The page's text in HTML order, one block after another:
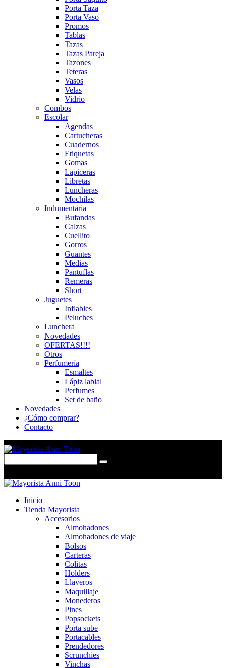
Porta Taza
Porta Vaso
Promos
Tablas
Tazas
Tazas Pareja
Tazones
Teteras
Vasos
Velas
Vidrio
Combos
Escolar
Agendas
Cartucheras
Cuadernos
Etiquetas
Gomas
Lapiceras
Libretas
Luncheras
Mochilas
Indumentaria
Bufandas
Calzas
Cuellito
Gorros
Guantes
Medias
Pantuflas
Remeras
Short
Juguetes
Inflables
Peluches
Lunchera
Novedades
OFERTAS!!!!
Otros
Perfumería
Esmaltes
Lápiz labial
Perfumes
Set de baño
Novedades
¿Cómo comprar?
Contacto
Inicio
Tienda Mayorista
Accesorios
Almohadones
Almohadones de viaje
Bolsos
Carteras
Colitas
Holders
Llaveros
Maquillaje
Monederos
Pines
Popsockets
Porta sube
Portacables
Prendedores
Scrunchies
Vinchas